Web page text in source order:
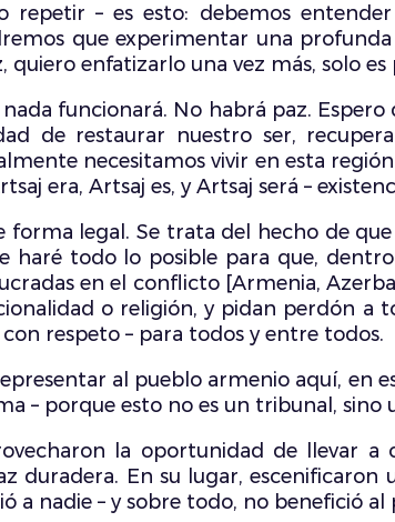
repetir – es esto: debemos
que experimentar una
quiero enfatizarlo una vez más, solo
funcionará. No habrá paz.
de restaurar nuestro ser,
necesitamos vivir en esta
era, Artsaj es, y Artsaj será –
forma legal. Se trata del hecho de
haré todo lo posible para que,
en el conflicto [Armenia,
o religión, y pidan perdón a
respeto – para todos y entre todos.
al pueblo armenio aquí, en
– porque esto no es un tribunal, sino
la oportunidad de llevar
duradera. En su lugar,
a nadie – y sobre todo, no benefició